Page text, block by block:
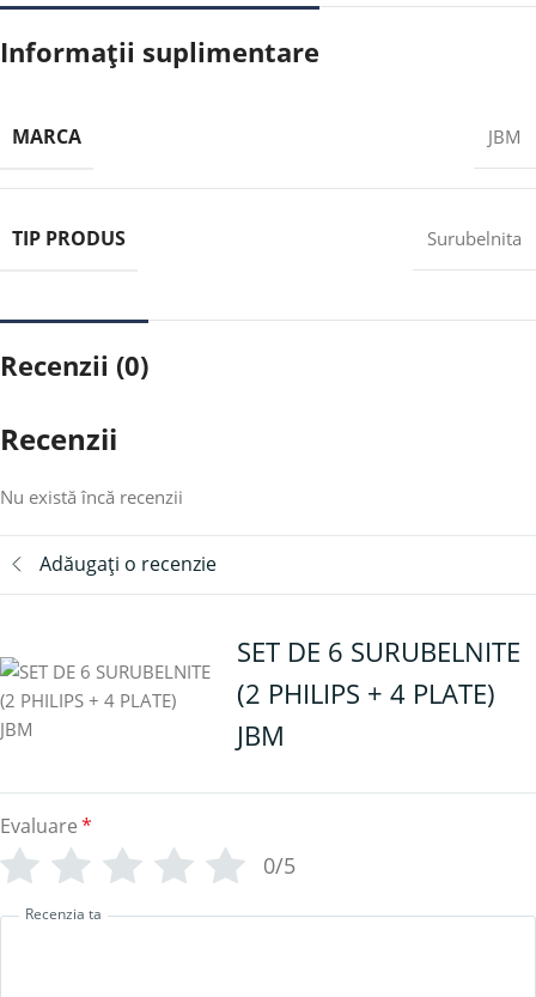
Informații suplimentare
MARCA JBM
TIP PRODUS Surubelnita
Recenzii (0)
Recenzii
Nu există încă recenzii
Adăugați o recenzie
SET DE 6 SURUBELNITE
(2 PHILIPS + 4 PLATE)
JBM
Evaluare*
0/5
Recenzia ta